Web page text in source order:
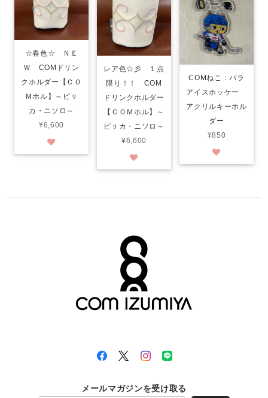
☆春色☆ ＮＥ
Ｗ COMドリン
クホルダー【ＣＯ
Ｍホル】～ピㇼ
カ・ニソロ～
¥6,600
レア色☆彡 １点
限り！！ COM
ドリンクホルダー
【ＣＯＭホル】～
ピㇼカ・ニソロ～
¥6,600
COMねこ：パラ
アイスホッケー
アクリルキーホル
ダー
¥850
メールマガジンを受け取る